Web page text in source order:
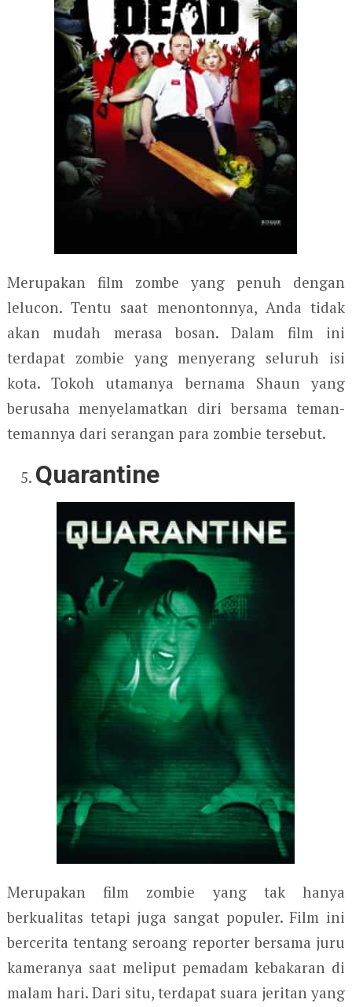
Merupakan film zombe yang penuh dengan
lelucon. Tentu saat menontonnya, Anda tidak
akan mudah merasa bosan. Dalam film ini
terdapat zombie yang menyerang seluruh isi
kota. Tokoh utamanya bernama Shaun yang
berusaha menyelamatkan diri bersama teman-
temannya dari serangan para zombie tersebut.
Quarantine
Merupakan film zombie yang tak hanya
berkualitas tetapi juga sangat populer. Film ini
bercerita tentang seroang reporter bersama juru
kameranya saat meliput pemadam kebakaran di
malam hari. Dari situ, terdapat suara jeritan yang